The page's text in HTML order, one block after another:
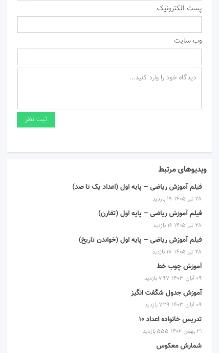
پست الکترونیک
وب سایت
ویدیوهای مرتبط
فیلم آموزش ریاضی – پایه اول (اعداد یک تا صد)
۲۸ تیر ۱۴۰۵ 19 بازدید
فیلم آموزش ریاضی – پایه اول (تقارن)
۲۸ تیر ۱۴۰۵ 16 بازدید
فیلم آموزش ریاضی – پایه اول (خواندن تاریخ)
۲۸ تیر ۱۴۰۵ 17 بازدید
آموزش چوب خط
۰۹ آبان ۱۴۰۳ 797 بازدید
آموزش جدول شگفت انگیز
۰۹ آبان ۱۴۰۳ 729 بازدید
تدریس خانواده اعداد 10
۲۱ بهمن ۱۴۰۲ 555 بازدید
شمارش معکوس